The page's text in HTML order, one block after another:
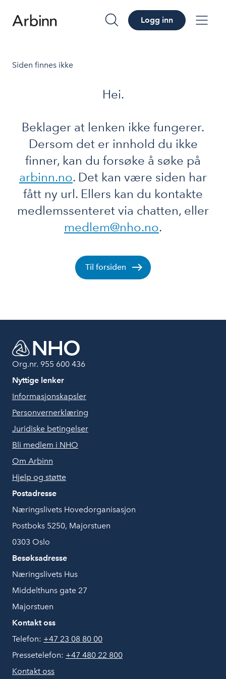
søk Logg inn
Siden finnes ikke
Hei.
Beklager at lenken ikke fungerer.
Dersom det er innhold du ikke
finner, kan du forsøke å søke på
arbinn.no. Det kan være siden har
fått ny url. Ellers kan du kontakte
medlemssenteret via chatten, eller
medlem@nho.no.
Til forsiden
Org.nr. 955 600 436
Nyttige lenker
Informasjonskapsler
Personvernerklæring
Juridiske betingelser
Bli medlem i NHO
Om Arbinn
Hjelp og støtte
Postadresse
Næringslivets Hovedorganisasjon
Postboks 5250, Majorstuen
0303 Oslo
Besøksadresse
Næringslivets Hus
Middelthuns gate 27
Majorstuen
Kontakt oss
Telefon: +47 23 08 80 00
Pressetelefon: +47 480 22 800
Kontakt oss